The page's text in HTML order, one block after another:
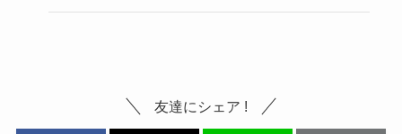
友達にシェア !